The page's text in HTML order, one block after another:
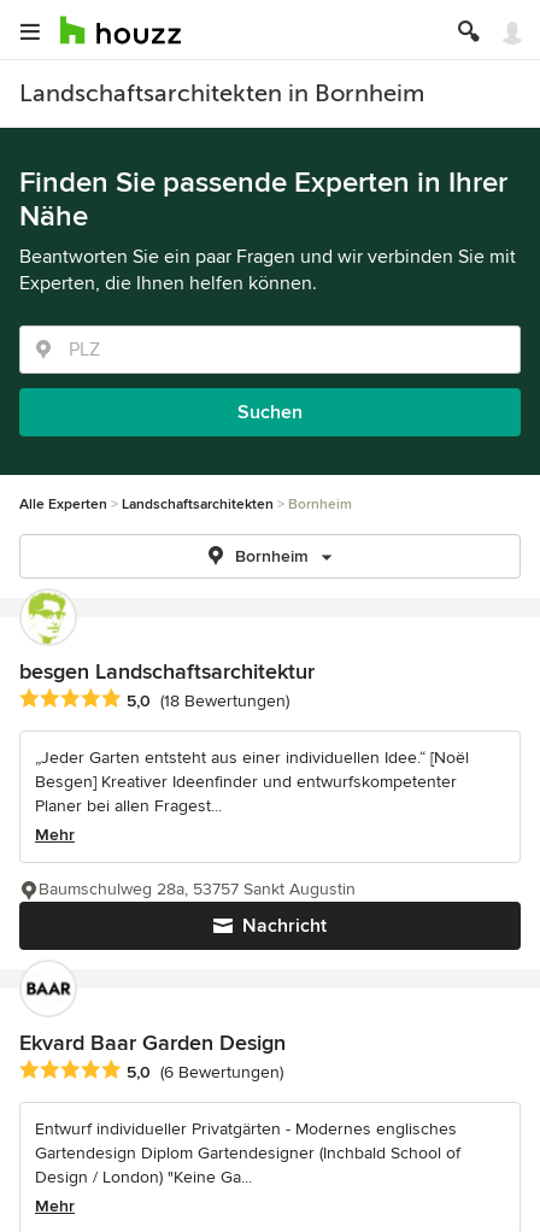
Landschaftsarchitekten in Bornheim
Finden Sie passende Experten in Ihrer
Nähe
Beantworten Sie ein paar Fragen und wir verbinden Sie mit
Experten, die Ihnen helfen können.
Suchen
Alle Experten Landschaftsarchitekten Bornheim
Bornheim
besgen Landschaftsarchitektur
Durchschnittliche Bewertung: 5 von 5 Sternen
5,0 (18 Bewertungen)
„Jeder Garten entsteht aus einer individuellen Idee.“ [Noël
Besgen] Kreativer Ideenfinder und entwurfskompetenter
Planer bei allen Fragest...
Mehr
Nachricht
Baumschulweg 28a, 53757 Sankt Augustin
Ekvard Baar Garden Design
Durchschnittliche Bewertung: 5 von 5 Sternen
5,0 (6 Bewertungen)
Entwurf individueller Privatgärten - Modernes englisches
Gartendesign Diplom Gartendesigner (Inchbald School of
Design / London) "Keine Ga...
Mehr